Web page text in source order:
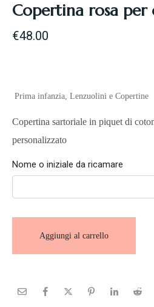
Copertina rosa per
€48.00
Prima infanzia, Lenzuolini e Copertine
Copertina sartoriale in piquet di
personalizzato
Nome o iniziale da ricamare
Aggiungi al carrello